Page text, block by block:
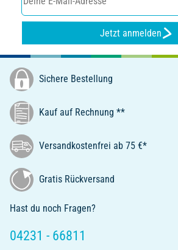
Jetzt anmelden
Sichere Bestellung
Kauf auf Rechnung **
Versandkostenfrei ab 75 €*
Gratis Rückversand
Hast du noch Fragen?
04231 - 66811